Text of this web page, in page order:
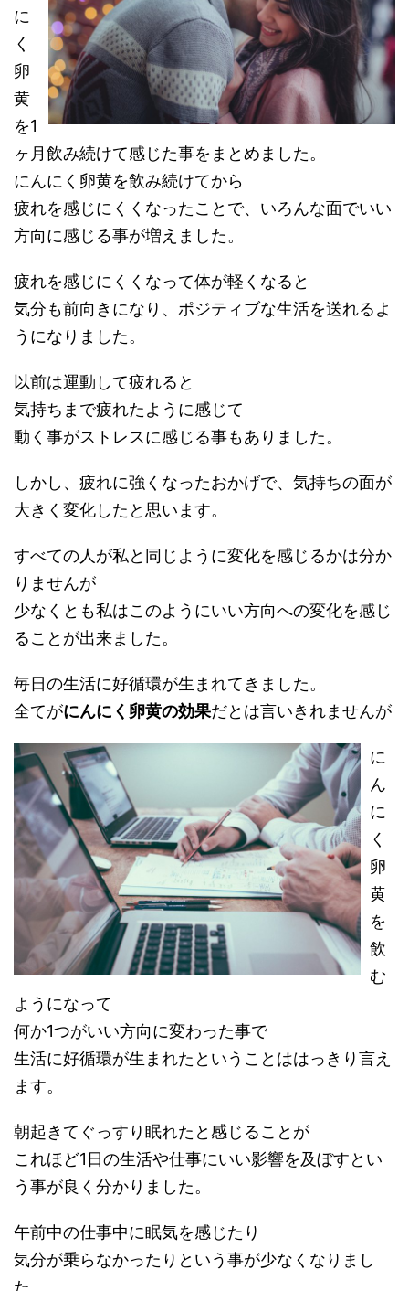
に
く
卵
黄
を1
ヶ月飲み続けて感じた事をまとめました。
にんにく卵黄を飲み続けてから
疲れを感じにくくなったことで、いろんな面でいい
方向に感じる事が増えました。
疲れを感じにくくなって体が軽くなると
気分も前向きになり、ポジティブな生活を送れるよ
うになりました。
以前は運動して疲れると
気持ちまで疲れたように感じて
動く事がストレスに感じる事もありました。
しかし、疲れに強くなったおかげで、気持ちの面が
大きく変化したと思います。
すべての人が私と同じように変化を感じるかは分か
りませんが
少なくとも私はこのようにいい方向への変化を感じ
ることが出来ました。
毎日の生活に好循環が生まれてきました。
全てがにんにく卵黄の効果だとは言いきれませんが
に
ん
に
く
卵
黄
を
飲
む
ようになって
何か1つがいい方向に変わった事で
生活に好循環が生まれたということははっきり言え
ます。
朝起きてぐっすり眠れたと感じることが
これほど1日の生活や仕事にいい影響を及ぼすとい
う事が良く分かりました。
午前中の仕事中に眠気を感じたり
気分が乗らなかったりという事が少なくなりまし
た。